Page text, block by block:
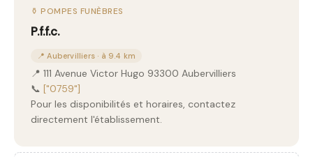
⚱️ POMPES FUNÈBRES
P.f.f.c.
📍 Aubervilliers · à 9.4 km
📍 111 Avenue Victor Hugo 93300 Aubervilliers
📞 ["0759"]
Pour les disponibilités et horaires, contactez
directement l'établissement.